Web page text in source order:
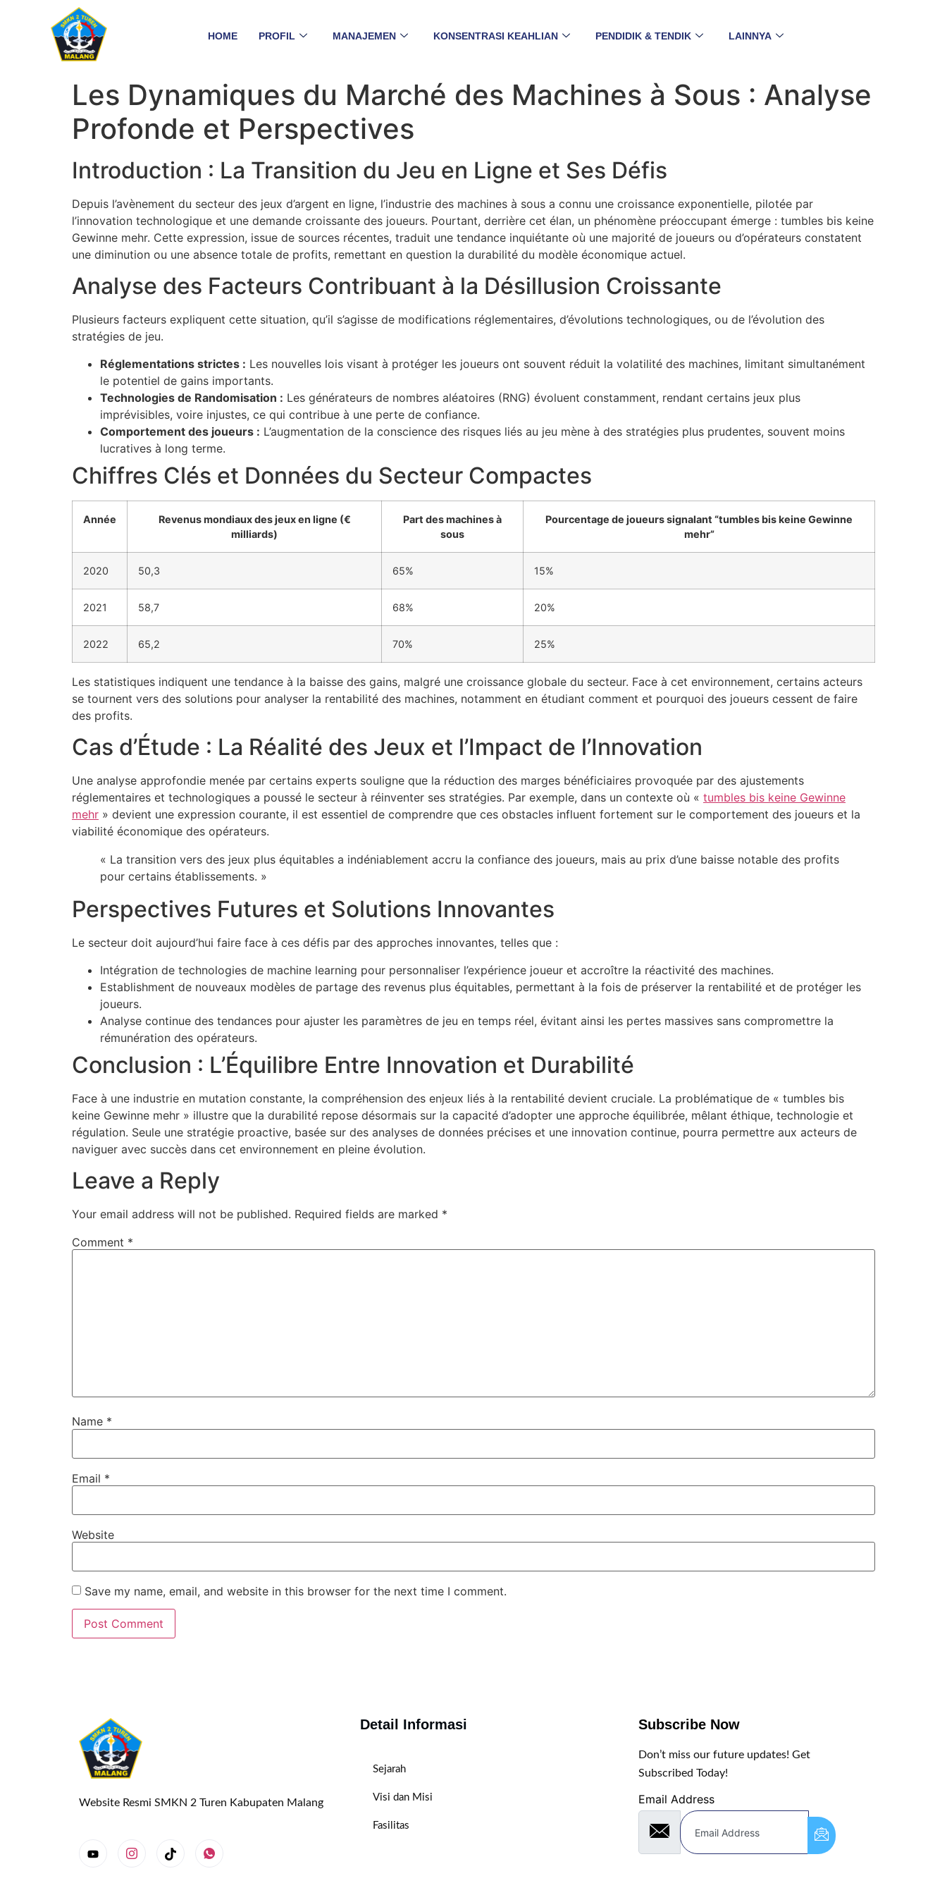
HOME PROFIL MANAJEMEN KONSENTRASI KEAHLIAN PENDIDIK & TENDIK LAINNYA
Les Dynamiques du Marché des Machines à Sous : Analyse
Profonde et Perspectives
Introduction : La Transition du Jeu en Ligne et Ses Défis
Depuis l’avènement du secteur des jeux d’argent en ligne, l’industrie des machines à sous a connu une croissance exponentielle, pilotée par
l’innovation technologique et une demande croissante des joueurs. Pourtant, derrière cet élan, un phénomène préoccupant émerge : tumbles bis keine
Gewinne mehr. Cette expression, issue de sources récentes, traduit une tendance inquiétante où une majorité de joueurs ou d’opérateurs constatent
une diminution ou une absence totale de profits, remettant en question la durabilité du modèle économique actuel.
Analyse des Facteurs Contribuant à la Désillusion Croissante
Plusieurs facteurs expliquent cette situation, qu’il s’agisse de modifications réglementaires, d’évolutions technologiques, ou de l’évolution des
stratégies de jeu.
Réglementations strictes : Les nouvelles lois visant à protéger les joueurs ont souvent réduit la volatilité des machines, limitant simultanément
le potentiel de gains importants.
Technologies de Randomisation : Les générateurs de nombres aléatoires (RNG) évoluent constamment, rendant certains jeux plus
imprévisibles, voire injustes, ce qui contribue à une perte de confiance.
Comportement des joueurs : L’augmentation de la conscience des risques liés au jeu mène à des stratégies plus prudentes, souvent moins
lucratives à long terme.
Chiffres Clés et Données du Secteur Compactes
Année
Revenus mondiaux des jeux en ligne (€
milliards)
Part des machines à
sous
Pourcentage de joueurs signalant “tumbles bis keine Gewinne
mehr”
2020 50,3 65% 15%
2021 58,7 68% 20%
2022 65,2 70% 25%
Les statistiques indiquent une tendance à la baisse des gains, malgré une croissance globale du secteur. Face à cet environnement, certains acteurs
se tournent vers des solutions pour analyser la rentabilité des machines, notamment en étudiant comment et pourquoi des joueurs cessent de faire
des profits.
Cas d’Étude : La Réalité des Jeux et l’Impact de l’Innovation
Une analyse approfondie menée par certains experts souligne que la réduction des marges bénéficiaires provoquée par des ajustements
réglementaires et technologiques a poussé le secteur à réinventer ses stratégies. Par exemple, dans un contexte où « tumbles bis keine Gewinne
mehr » devient une expression courante, il est essentiel de comprendre que ces obstacles influent fortement sur le comportement des joueurs et la
viabilité économique des opérateurs.
« La transition vers des jeux plus équitables a indéniablement accru la confiance des joueurs, mais au prix d’une baisse notable des profits
pour certains établissements. »
Perspectives Futures et Solutions Innovantes
Le secteur doit aujourd’hui faire face à ces défis par des approches innovantes, telles que :
Intégration de technologies de machine learning pour personnaliser l’expérience joueur et accroître la réactivité des machines.
Establishment de nouveaux modèles de partage des revenus plus équitables, permettant à la fois de préserver la rentabilité et de protéger les
joueurs.
Analyse continue des tendances pour ajuster les paramètres de jeu en temps réel, évitant ainsi les pertes massives sans compromettre la
rémunération des opérateurs.
Conclusion : L’Équilibre Entre Innovation et Durabilité
Face à une industrie en mutation constante, la compréhension des enjeux liés à la rentabilité devient cruciale. La problématique de « tumbles bis
keine Gewinne mehr » illustre que la durabilité repose désormais sur la capacité d’adopter une approche équilibrée, mêlant éthique, technologie et
régulation. Seule une stratégie proactive, basée sur des analyses de données précises et une innovation continue, pourra permettre aux acteurs de
naviguer avec succès dans cet environnement en pleine évolution.
Leave a Reply
Your email address will not be published. Required fields are marked *
Comment *
Name *
Email *
Website
Save my name, email, and website in this browser for the next time I comment.
Website Resmi SMKN 2 Turen Kabupaten Malang
Detail Informasi
Sejarah
Visi dan Misi
Fasilitas
Subscribe Now
Don’t miss our future updates! Get
Subscribed Today!
Email Address